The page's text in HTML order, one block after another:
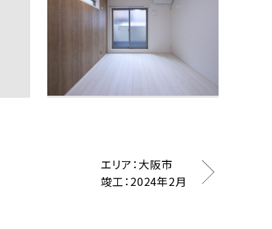
エリア：大阪市
竣工：2024年2月